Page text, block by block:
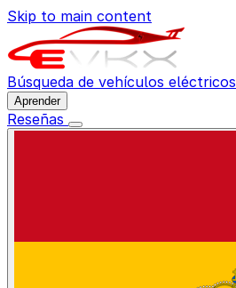
Skip to main content
Búsqueda de vehículos eléctricos
Aprender
Reseñas